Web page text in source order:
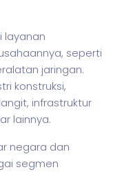
layanan
seperti
jaringan.
konstruksi,
infrastruktur
lainnya.
negara dan
segmen